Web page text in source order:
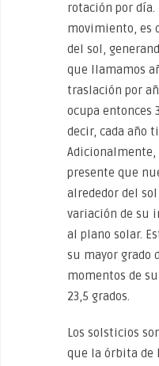
rotación por día.
movimiento, es
del sol,
que llamamos
traslación por
ocupa entonces
decir, cada año
presente que
alrededor del
variación de su
al plano solar.
su mayor grado
momentos de
23,5 grados.
Los solsticios
que la órbita de